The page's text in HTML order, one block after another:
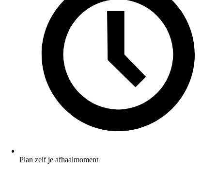
Plan zelf je afhaalmoment